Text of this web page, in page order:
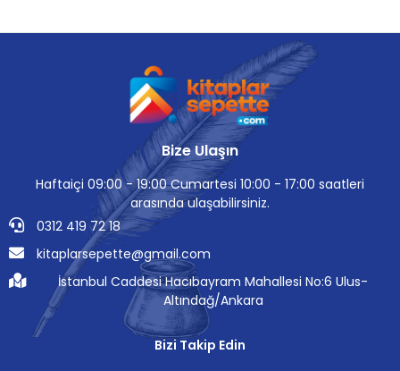
Bize Ulaşın
Haftaiçi 09:00 - 19:00 Cumartesi 10:00 - 17:00 saatleri
arasında ulaşabilirsiniz.
0312 419 72 18
kitaplarsepette@gmail.com
İstanbul Caddesi Hacıbayram Mahallesi No:6 Ulus-
Altındağ/Ankara
Bizi Takip Edin